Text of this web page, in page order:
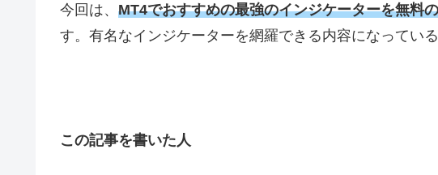
今回は、 MT4でおすすめの最強のインジケーターを無料
す。有名なインジケーターを網羅できる内容になってい
この記事を書いた人